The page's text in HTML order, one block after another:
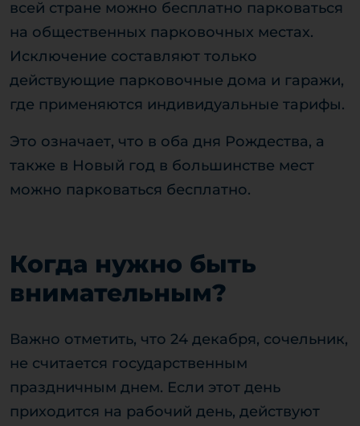
всей стране можно бесплатно парковаться
на общественных парковочных местах.
Исключение составляют только
действующие парковочные дома и гаражи,
где применяются индивидуальные тарифы.
Это означает, что в оба дня Рождества, а
также в Новый год в большинстве мест
можно парковаться бесплатно.
Когда нужно быть
внимательным?
Важно отметить, что 24 декабря, сочельник,
не считается государственным
праздничным днем. Если этот день
приходится на рабочий день, действуют